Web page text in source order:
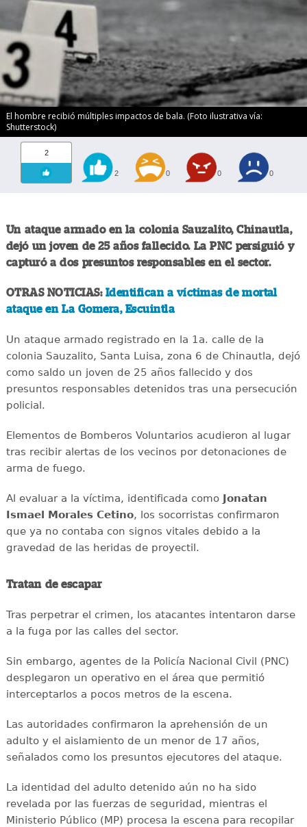
El hombre recibió múltiples impactos de bala. (Foto ilustrativa vía:
Shutterstock)
2
2 0 0 0
Un ataque armado en la colonia Sauzalito, Chinautla,
dejó un joven de 25 años fallecido. La PNC persiguió y
capturó a dos presuntos responsables en el sector.
OTRAS NOTICIAS:Identifican a víctimas de mortal
ataque en La Gomera, Escuintla
Un ataque armado registrado en la 1a. calle de la
colonia Sauzalito, Santa Luisa, zona 6 de Chinautla, dejó
como saldo un joven de 25 años fallecido y dos
presuntos responsables detenidos tras una persecución
policial.
Elementos de Bomberos Voluntarios acudieron al lugar
tras recibir alertas de los vecinos por detonaciones de
arma de fuego.
Al evaluar a la víctima, identificada como Jonatan
Ismael Morales Cetino, los socorristas confirmaron
que ya no contaba con signos vitales debido a la
gravedad de las heridas de proyectil.
Tratan de escapar
Tras perpetrar el crimen, los atacantes intentaron darse
a la fuga por las calles del sector.
Sin embargo, agentes de la Policía Nacional Civil (PNC)
desplegaron un operativo en el área que permitió
interceptarlos a pocos metros de la escena.
Las autoridades confirmaron la aprehensión de un
adulto y el aislamiento de un menor de 17 años,
señalados como los presuntos ejecutores del ataque.
La identidad del adulto detenido aún no ha sido
revelada por las fuerzas de seguridad, mientras el
Ministerio Público (MP) procesa la escena para recopilar